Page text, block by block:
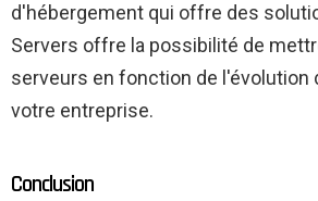
d'hébergement qui offre des
Servers offre la possibilité de
serveurs en fonction de l'évolution
votre entreprise.
Conclusion